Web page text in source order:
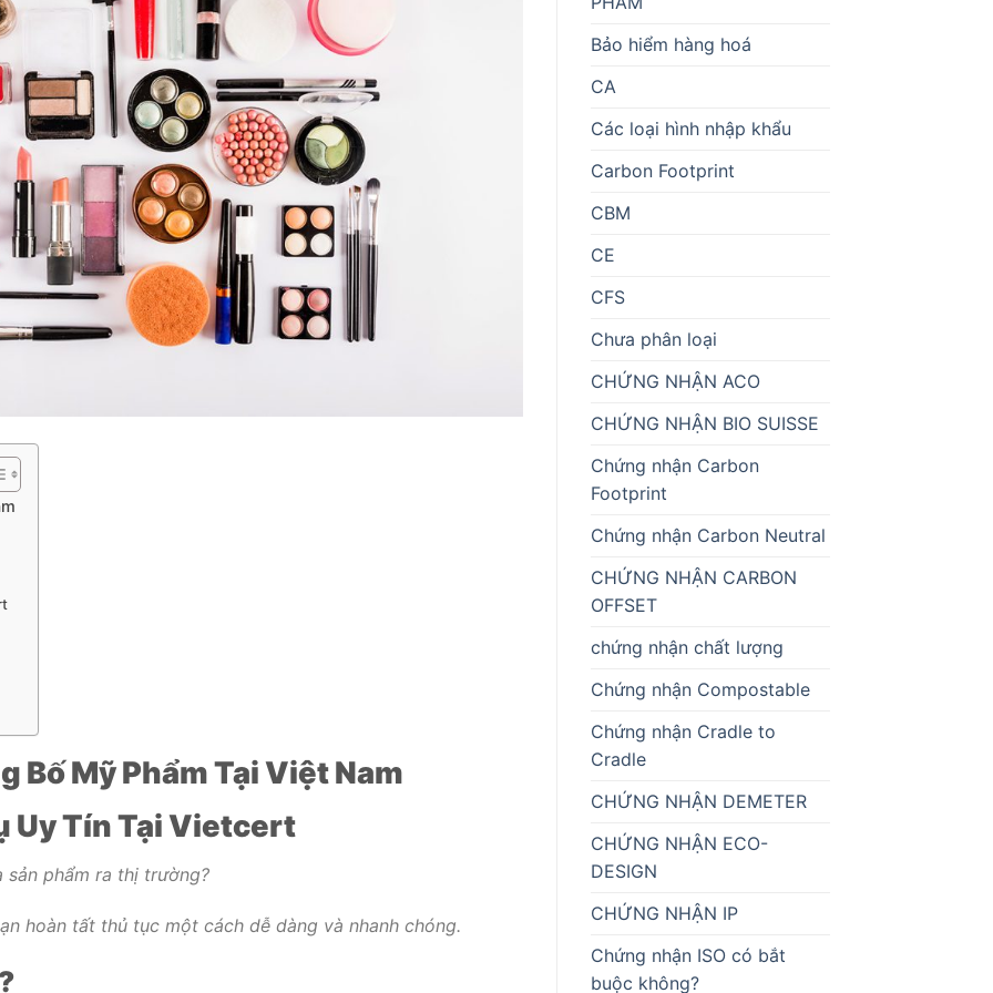
Bố Mỹ Phẩm Tại Việt Nam
Uy Tín Tại Vietcert
sản phẩm ra thị trường?
hoàn tất thủ tục một cách dễ dàng và nhanh chóng.
Bảo hiểm hàng hoá
CA
Các loại hình nhập khẩu
Carbon Footprint
CBM
CE
CFS
Chưa phân loại
CHỨNG NHẬN ACO
CHỨNG NHẬN BIO SUISSE
Chứng nhận Carbon
Footprint
Chứng nhận Carbon Neutral
CHỨNG NHẬN CARBON
OFFSET
chứng nhận chất lượng
Chứng nhận Compostable
Chứng nhận Cradle to
Cradle
CHỨNG NHẬN DEMETER
CHỨNG NHẬN ECO-
DESIGN
CHỨNG NHẬN IP
Chứng nhận ISO có bắt
buộc không?